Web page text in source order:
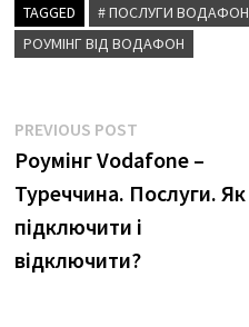
TAGGED # ПОСЛУГИ ВОДАФОН
РОУМІНГ ВІД ВОДАФОН
Навігація
записів
PREVIOUS POSTPrevious
post:
Роумінг Vodafone –
Туреччина. Послуги. Як
підключити і
відключити?